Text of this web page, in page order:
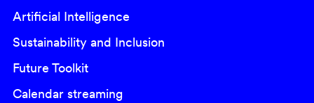
Artificial Intelligence
Sustainability and Inclusion
Future Toolkit
Calendar streaming